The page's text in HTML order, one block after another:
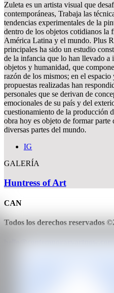
Zuleta es un artista visual que
contemporáneas, Trabaja las
tendencias experimentales de la
dentro de los objetos cotidianos la
América Latina y el mundo. Plus
principales ha sido un estudio
de la infancia que lo han llevado a
objetos y humanidad, que
razón de los mismos; en el
propuestas realizadas han
personales que se derivan de
emocionales de su país y del
cuestionamiento de la producción
obra hoy es objeto de formar parte
diversas partes del mundo.
IG
GALERÍA
Huntress of Art
CAN
Todos los derechos reservados